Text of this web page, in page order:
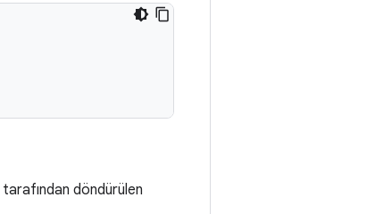
tarafından döndürülen